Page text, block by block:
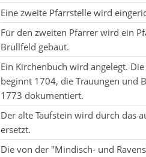
Eine zweite Pfarrstelle wird
Für den zweiten Pfarrer wird ein
Brullfeld gebaut.
Ein Kirchenbuch wird angelegt.
beginnt 1704, die Trauungen und
1773 dokumentiert.
Der alte Taufstein wird durch das
ersetzt.
Die von der "Mindisch- und